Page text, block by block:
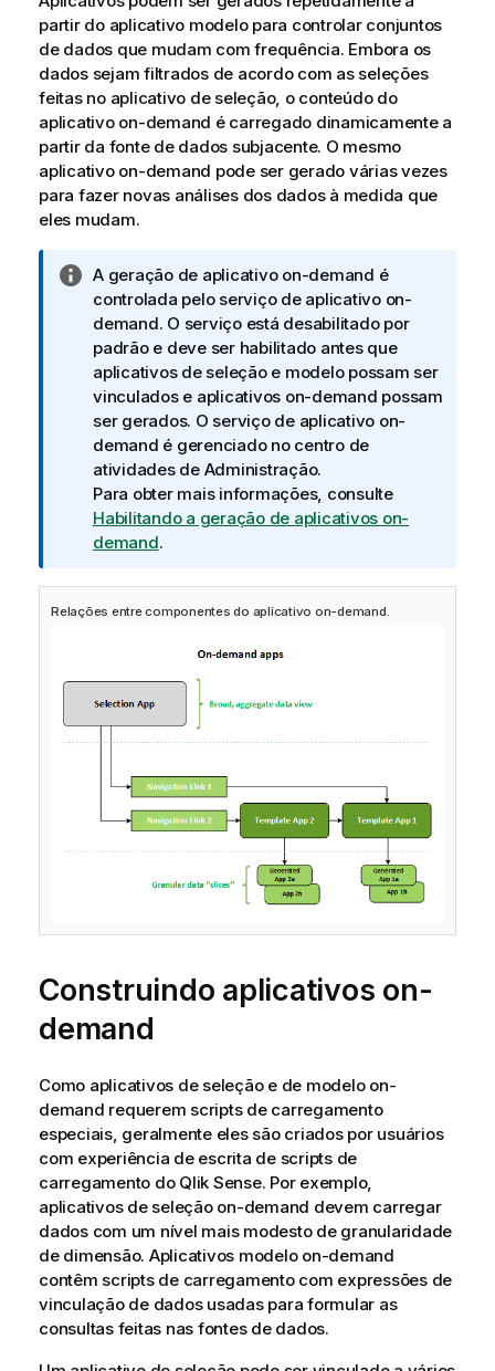
partir do aplicativo modelo para controlar conjuntos
de dados que mudam com frequência. Embora os
dados sejam filtrados de acordo com as seleções
feitas no aplicativo de seleção, o conteúdo do
aplicativo on-demand é carregado dinamicamente a
partir da fonte de dados subjacente. O mesmo
aplicativo on-demand pode ser gerado várias vezes
para fazer novas análises dos dados à medida que
eles mudam.
N
o
t
a
i
n
f
o
r
m
a
t
v
a
A geração de aplicativo on-demand é
controlada pelo serviço de aplicativo on-
demand. O serviço está desabilitado por
padrão e deve ser habilitado antes que
aplicativos de seleção e modelo possam ser
vinculados e aplicativos on-demand possam
ser gerados. O serviço de aplicativo on-
demand é gerenciado no centro de
atividades de Administração.
Para obter mais informações, consulte
Habilitando a geração de aplicativos on-
demand.
Relações entre componentes do aplicativo on-demand.
Construindo aplicativos on-
demand
Como aplicativos de seleção e de modelo on-
demand requerem scripts de carregamento
especiais, geralmente eles são criados por usuários
com experiência de escrita de scripts de
carregamento do Qlik Sense. Por exemplo,
aplicativos de seleção on-demand devem carregar
dados com um nível mais modesto de granularidade
de dimensão. Aplicativos modelo on-demand
contêm scripts de carregamento com expressões de
vinculação de dados usadas para formular as
consultas feitas nas fontes de dados.